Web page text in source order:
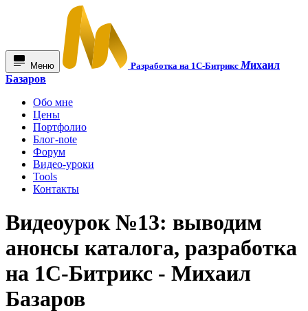
Меню Разработка на 1С-БитриксМихаил
Базаров
Обо мне
Цены
Портфолио
Блог-note
Форум
Видео-уроки
Tools
Контакты
Видеоурок №13: выводим
анонсы каталога, разработка
на 1С-Битрикс - Михаил
Базаров